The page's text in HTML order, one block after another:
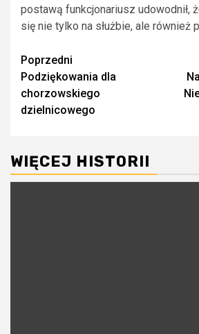
postawą funkcjonariusz udowodnił,
się nie tylko na służbie, ale również
Zobacz
wpisy
Poprzedni
Podziękowania dla
chorzowskiego
dzielnicowego
WIĘCEJ HISTORII